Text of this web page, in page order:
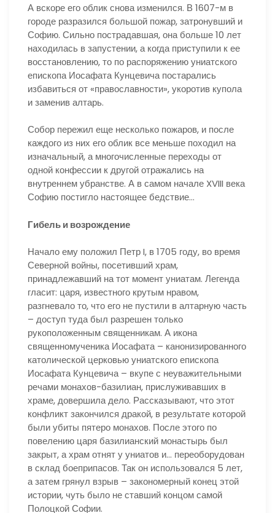
А вскоре его облик снова изменился. В 1607-м в
городе разразился большой пожар, затронувший и
Софию. Сильно пострадавшая, она больше 10 лет
находилась в запустении, а когда приступили к ее
восстановлению, то по распоряжению униатского
епископа Иосафата Кунцевича постарались
избавиться от «православности», укоротив купола
и заменив алтарь.
Собор пережил еще несколько пожаров, и после
каждого из них его облик все меньше походил на
изначальный, а многочисленные переходы от
одной конфессии к другой отражались на
внутреннем убранстве. А в самом начале XVIII века
Софию постигло настоящее бедствие…
Гибель и возрождение
Начало ему положил Петр I, в 1705 году, во время
Северной войны, посетивший храм,
принадлежавший на тот момент униатам. Легенда
гласит: царя, известного крутым нравом,
разгневало то, что его не пустили в алтарную часть
– доступ туда был разрешен только
рукоположенным священникам. А икона
священномученика Иосафата – канонизированного
католической церковью униатского епископа
Иосафата Кунцевича – вкупе с неуважительными
речами монахов-базилиан, прислуживавших в
храме, довершила дело. Рассказывают, что этот
конфликт закончился дракой, в результате которой
были убиты пятеро монахов. После этого по
повелению царя базилианский монастырь был
закрыт, а храм отнят у униатов и… переоборудован
в склад боеприпасов. Так он использовался 5 лет,
а затем грянул взрыв – закономерный конец этой
истории, чуть было не ставший концом самой
Полоцкой Софии.